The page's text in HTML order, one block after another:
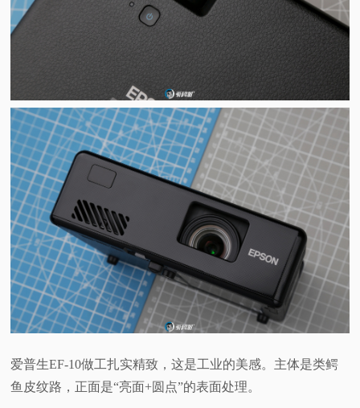
爱普生EF-10做工扎实精致，这是工业的美感。主体是类鳄
鱼皮纹路，正面是“亮面+圆点”的表面处理。